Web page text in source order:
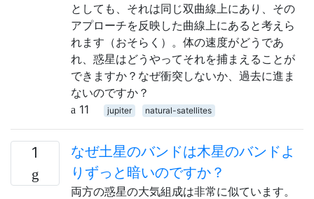
としても、それは同じ双曲線上にあり、その
アプローチを反映した曲線上にあると考えら
れます（おそらく）。体の速度がどうであ
れ、惑星はどうやってそれを捕まえることが
できますか？なぜ衝突しないか、過去に進ま
ないのですか？
11
jupiter natural-satellites
1
なぜ土星のバンドは木星のバンドよ
りずっと暗いのですか？
両方の惑星の大気組成は非常に似ています。